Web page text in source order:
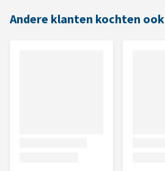
Andere klanten kochten ook